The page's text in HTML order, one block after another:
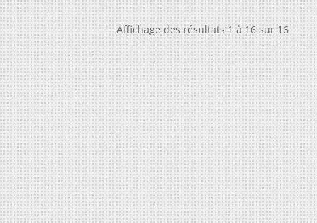
Affichage des résultats 1 à 16 sur 16